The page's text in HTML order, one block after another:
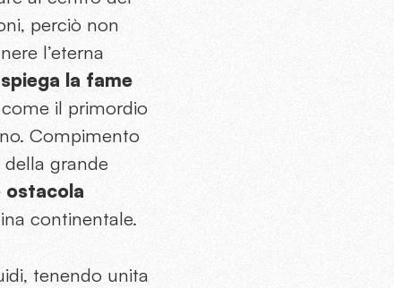
perciò non
l’eterna
la fame
come il primordio
Compimento
grande
ostacola
continentale.
tenendo unita